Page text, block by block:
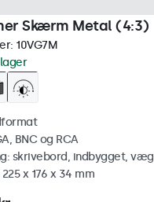
Skærm Metal (4:3)
10VG7M
BNC og RCA
skrivebord, indbygget, væg
x 176 x 34 mm